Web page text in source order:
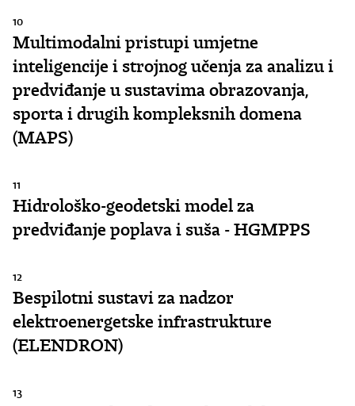
10
Multimodalni pristupi umjetne
inteligencije i strojnog učenja za analizu i
predviđanje u sustavima obrazovanja,
sporta i drugih kompleksnih domena
(MAPS)
11
Hidrološko-geodetski model za
predviđanje poplava i suša - HGMPPS
12
Bespilotni sustavi za nadzor
elektroenergetske infrastrukture
(ELENDRON)
13